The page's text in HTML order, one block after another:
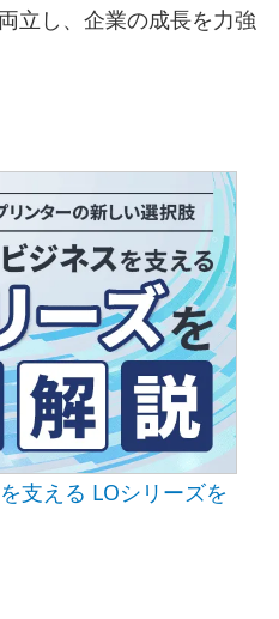
立し、企業の成長を力強
支える LOシリーズを